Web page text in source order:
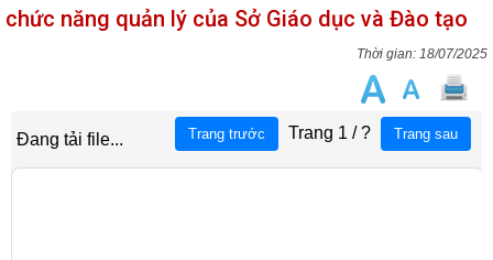
chức năng quản lý của Sở Giáo dục và Đào tạo
18/07/2025